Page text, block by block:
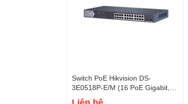
Switch PoE Hikvision DS-
3E0518P-E/M (16 PoE Gigabit, 2
SFP, 125W)